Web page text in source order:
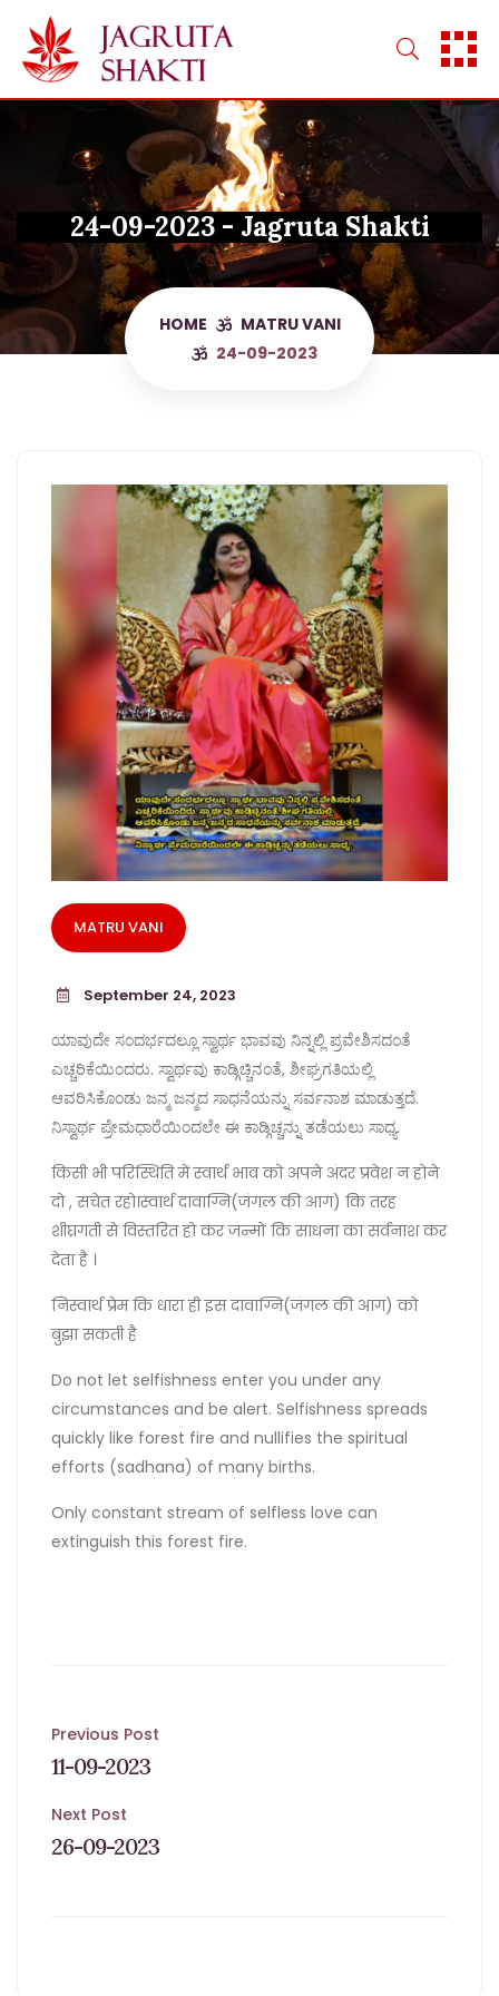
content
24-09-2023 - Jagruta Shakti
HOME
MATRU VANI
24-09-2023
MATRU VANI
September 24, 2023
ಯಾವುದೇ ಸಂದರ್ಭದಲ್ಲೂ ಸ್ವಾರ್ಥ ಭಾವವು ನಿನ್ನಲ್ಲಿ ಪ್ರವೇಶಿಸದಂತೆ
ಎಚ್ಚರಿಕೆಯಿಂದರು. ಸ್ವಾರ್ಥವು ಕಾಡ್ಗಿಚ್ಚಿನಂತೆ, ಶೀಘ್ರಗತಿಯಲ್ಲಿ
ಆವರಿಸಿಕೊಂಡು ಜನ್ಮ ಜನ್ಮದ ಸಾಧನೆಯನ್ನು ಸರ್ವನಾಶ ಮಾಡುತ್ತದೆ.
ನಿಸ್ವಾರ್ಥ ಪ್ರೇಮಧಾರೆಯಿಂದಲೇ ಈ ಕಾಡ್ಗಿಚ್ಚನ್ನು ತಡೆಯಲು ಸಾಧ್ಯ.
किसी भी परिस्थिति में स्वार्थ भाव को अपने अंदर प्रवेश न होने
दो , सचेत रहो।स्वार्थ दावाग्नि(जंगल की आग) कि तरह
शीघ्रगती से विस्तरित हो कर जन्मों कि साधना का सर्वनाश कर
देता है ।
निस्वार्थ प्रेम कि धारा ही इस दावाग्नि(जंगल की आग) को
बुझा सकती है
Do not let selfishness enter you under any
circumstances and be alert. Selfishness spreads
quickly like forest fire and nullifies the spiritual
efforts (sadhana) of many births.
Only constant stream of selfless love can
extinguish this forest fire.
Post
navigation
Previous Post
11-09-2023
Next Post
26-09-2023